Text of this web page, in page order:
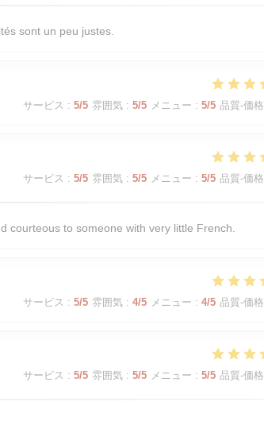
sont un peu justes.
サービス : 5/5 雰囲気 : 5/5 メニュー : 5/5 品質-価格
サービス : 5/5 雰囲気 : 5/5 メニュー : 5/5 品質-価格
courteous to someone with very little French.
サービス : 5/5 雰囲気 : 4/5 メニュー : 4/5 品質-価格
サービス : 5/5 雰囲気 : 5/5 メニュー : 5/5 品質-価格